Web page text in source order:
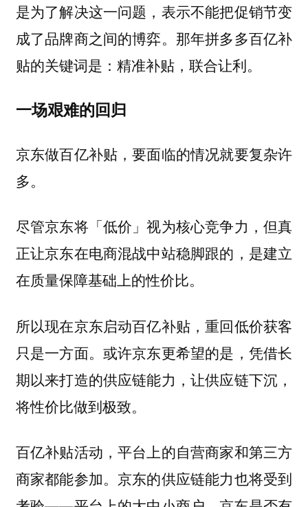
是为了解决这一问题，表示不能把促销节变
成了品牌商之间的博弈。那年拼多多百亿补
贴的关键词是：精准补贴，联合让利。
一场艰难的回归
京东做百亿补贴，要面临的情况就要复杂许
多。
尽管京东将「低价」视为核心竞争力，但真
正让京东在电商混战中站稳脚跟的，是建立
在质量保障基础上的性价比。
所以现在京东启动百亿补贴，重回低价获客
只是一方面。或许京东更希望的是，凭借长
期以来打造的供应链能力，让供应链下沉，
将性价比做到极致。
百亿补贴活动，平台上的自营商家和第三方
商家都能参加。京东的供应链能力也将受到